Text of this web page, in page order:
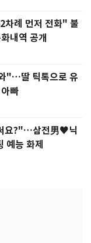
차례 먼저 전화" 불
내역 공개
"…딸 틱톡으로 유
빠
요?"…삼전男♥닉
예능 화제